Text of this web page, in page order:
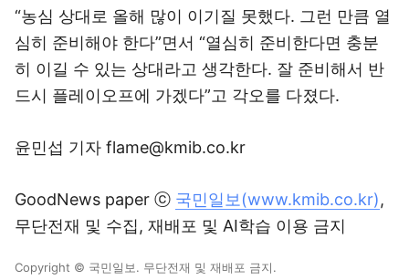
“농심 상대로 올해 많이 이기질 못했다. 그런 만큼 열
심히 준비해야 한다”면서 “열심히 준비한다면 충분
히 이길 수 있는 상대라고 생각한다. 잘 준비해서 반
드시 플레이오프에 가겠다”고 각오를 다졌다.
윤민섭 기자 flame@kmib.co.kr
GoodNews paper ⓒ 국민일보(www.kmib.co.kr),
무단전재 및 수집, 재배포 및 AI학습 이용 금지
Copyright © 국민일보. 무단전재 및 재배포 금지.